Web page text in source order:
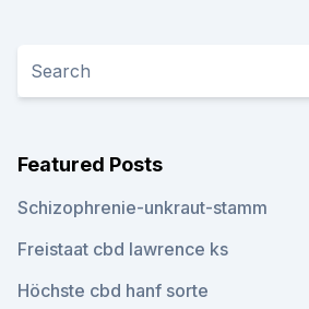
Featured Posts
Schizophrenie-unkraut-stamm
Freistaat cbd lawrence ks
Höchste cbd hanf sorte